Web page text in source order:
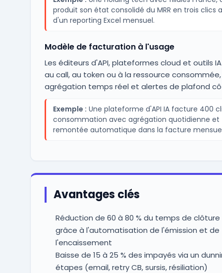
produit son état consolidé du MRR en trois clics
d'un reporting Excel mensuel.
Modèle de facturation à l'usage
Les éditeurs d'API, plateformes cloud et outils
au call, au token ou à la ressource
agrégation temps réel et alertes de plafond
Exemple : Une plateforme d'API IA facture 400
consommation avec agrégation quotidienne et
remontée automatique dans la facture
Avantages clés
Réduction de 60 à 80 % du temps de
grâce à l'automatisation de l'émission et de
l'encaissement
Baisse de 15 à 25 % des impayés via un
étapes (email, retry CB, sursis, résiliation)